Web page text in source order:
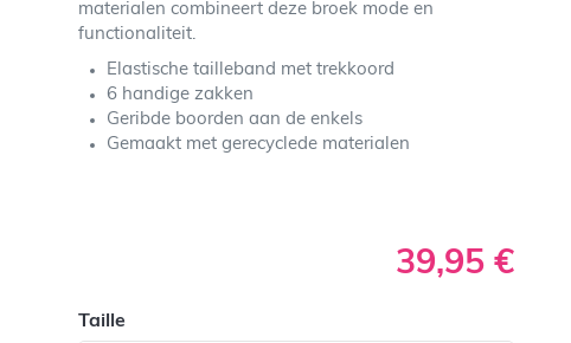
materialen combineert deze broek mode en
functionaliteit.
Elastische tailleband met trekkoord
6 handige zakken
Geribde boorden aan de enkels
Gemaakt met gerecyclede materialen
39,95 €
Taille